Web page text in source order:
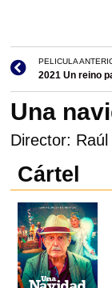
PELICULA
Una
Director:
Cártel